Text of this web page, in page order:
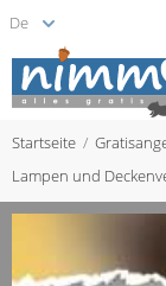
Startseite
Lampen und